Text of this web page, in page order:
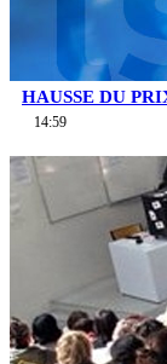
HAUSSE DU
14:59